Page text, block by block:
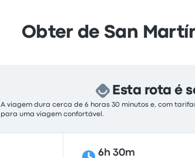
Obter de San
Esta rota é
A viagem dura cerca de 6 horas 30 minutos e, com
para uma viagem confortável.
6h 30m